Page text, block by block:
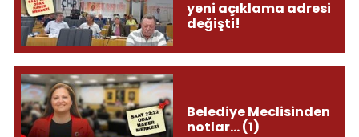
yeni açıklama adresi
değişti!
Belediye Meclisinden
notlar... (1)